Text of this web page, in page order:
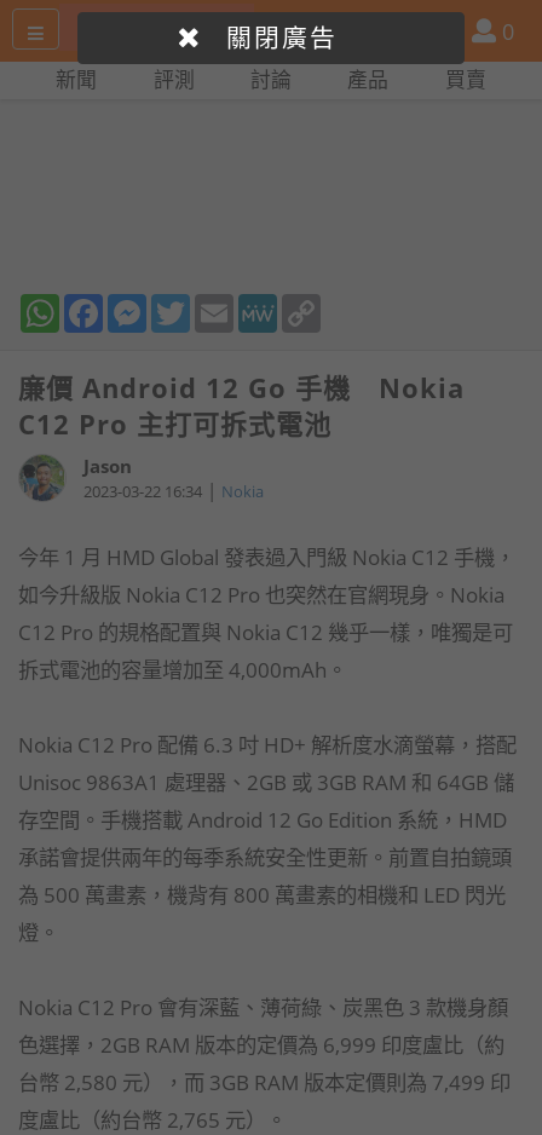
尋
產
品
比
會
員
0
新聞 評測 討論 產品 買賣
WhatsAppFacebookMessenger
TwitterEmail MeWe
廉價 Android 12 Go 手機 Nokia
C12 Pro 主打可拆式電池
Jason
2023-03-22 16:34 | Nokia
今年 1 月 HMD Global 發表過入門級 Nokia C12 手機，
如今升級版 Nokia C12 Pro 也突然在官網現身。Nokia
C12 Pro 的規格配置與 Nokia C12 幾乎一樣，唯獨是可
拆式電池的容量增加至 4,000mAh。
Nokia C12 Pro 配備 6.3 吋 HD+ 解析度水滴螢幕，搭配
Unisoc 9863A1 處理器、2GB 或 3GB RAM 和 64GB 儲
存空間。手機搭載 Android 12 Go Edition 系統，HMD
承諾會提供兩年的每季系統安全性更新。前置自拍鏡頭
為 500 萬畫素，機背有 800 萬畫素的相機和 LED 閃光
燈。
Nokia C12 Pro 會有深藍、薄荷綠、炭黑色 3 款機身顏
色選擇，2GB RAM 版本的定價為 6,999 印度盧比（約
台幣 2,580 元），而 3GB RAM 版本定價則為 7,499 印
度盧比（約台幣 2,765 元）。
關閉廣告